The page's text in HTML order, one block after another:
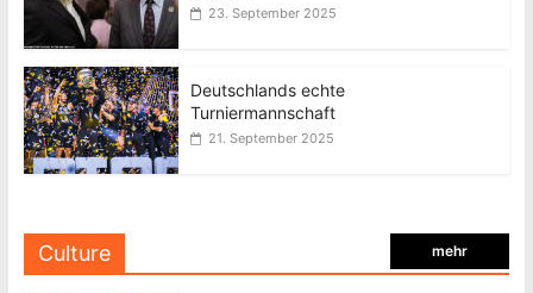
23. September 2025
Deutschlands echte
Turniermannschaft
21. September 2025
Culture mehr